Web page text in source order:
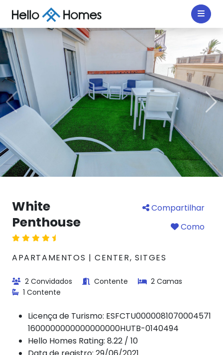
White
Penthouse
Compartilhar
Como
APARTAMENTOS | CENTER, SITGES
2 Convidados Contente
2 Camas
1 Contente
Licença de Turismo: ESFCTU0000081070004571
1600000000000000000HUTB-0140494
Hello Homes Rating: 8.22 / 10